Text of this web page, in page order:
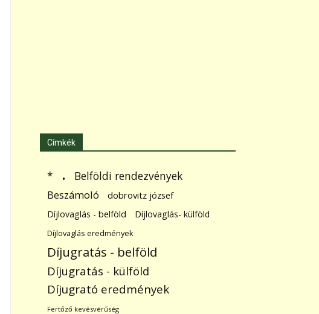
Címkék
* . Belföldi rendezvények
Beszámoló dobrovitz józsef
Díjlovaglás - belföld Díjlovaglás- külföld
Díjlovaglás eredmények
Díjugratás - belföld
Díjugratás - külföld
Díjugrató eredmények
Fertőző kevésvérűség